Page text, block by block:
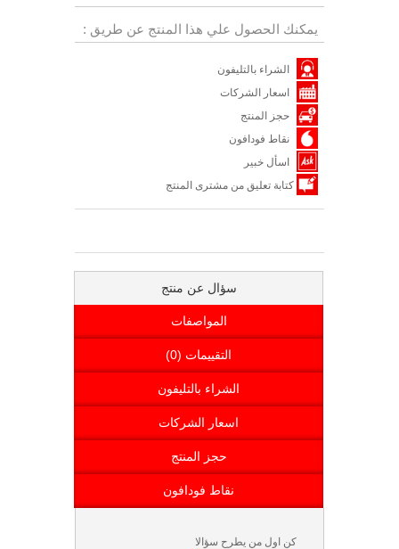
يمكنك الحصول علي هذا المنتج عن طريق :
الشراء بالتليفون
اسعار الشركات
حجز المنتج
نقاط فودافون
اسأل خبير
كتابة تعليق من مشترى المنتج
سؤال عن منتج
المواصفات
التقييمات (0)
الشراء بالتليفون
اسعار الشركات
حجز المنتج
نقاط فودافون
كن اول من يطرح سؤالا